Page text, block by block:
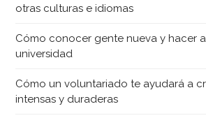
otras culturas e idiomas
Cómo conocer gente nueva y hacer
universidad
Cómo un voluntariado te ayudará a
intensas y duraderas